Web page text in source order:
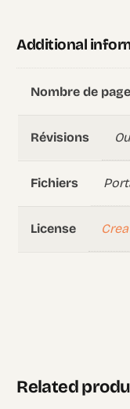
Additional
Nombre de
Révisions
Fichiers
License
Related